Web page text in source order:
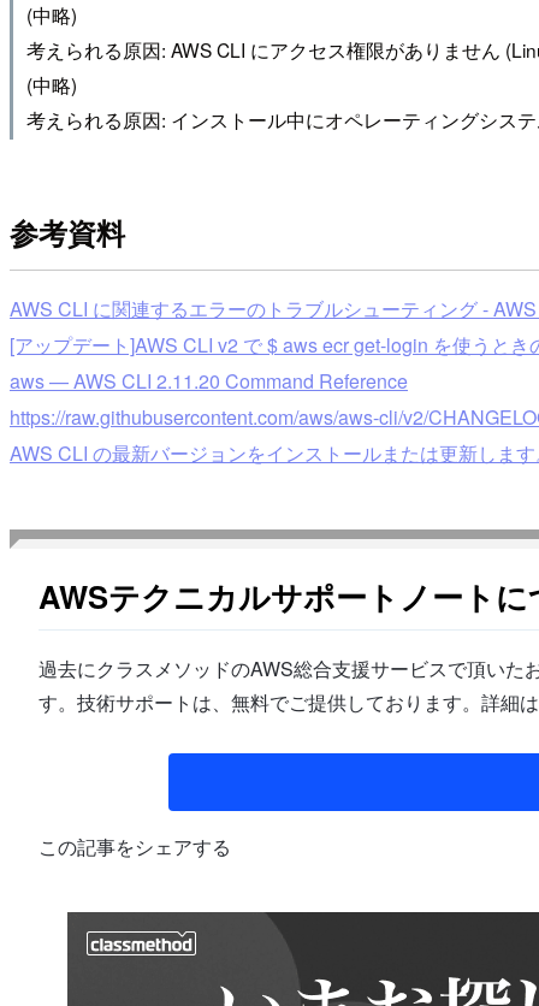
(中略)
考えられる原因: AWS CLI にアクセス権限がありません
(中略)
考えられる原因: インストール中にオペレーティングシス
参考資料
AWS CLI に関連するエラーのトラブルシューティング -
[アップデート]AWS CLI v2 で $ aws ecr get-login を使うと
aws — AWS CLI 2.11.20 Command Reference
https://raw.githubusercontent.com/aws/aws-cli/v2/
AWS CLI の最新バージョンをインストールまたは更新しま
AWSテクニカルサポートノート
過去にクラスメソッドのAWS総合支援サービスで頂い
す。技術サポートは、無料でご提供しております。詳細
この記事をシェアする